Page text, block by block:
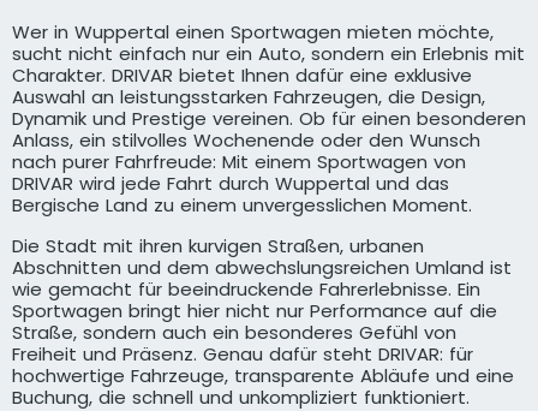
Wer in Wuppertal einen Sportwagen mieten möchte,
sucht nicht einfach nur ein Auto, sondern ein Erlebnis mit
Charakter. DRIVAR bietet Ihnen dafür eine exklusive
Auswahl an leistungsstarken Fahrzeugen, die Design,
Dynamik und Prestige vereinen. Ob für einen besonderen
Anlass, ein stilvolles Wochenende oder den Wunsch
nach purer Fahrfreude: Mit einem Sportwagen von
DRIVAR wird jede Fahrt durch Wuppertal und das
Bergische Land zu einem unvergesslichen Moment.
Die Stadt mit ihren kurvigen Straßen, urbanen
Abschnitten und dem abwechslungsreichen Umland ist
wie gemacht für beeindruckende Fahrerlebnisse. Ein
Sportwagen bringt hier nicht nur Performance auf die
Straße, sondern auch ein besonderes Gefühl von
Freiheit und Präsenz. Genau dafür steht DRIVAR: für
hochwertige Fahrzeuge, transparente Abläufe und eine
Buchung, die schnell und unkompliziert funktioniert.